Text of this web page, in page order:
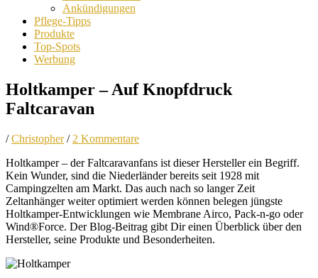
Ankündigungen
Pflege-Tipps
Produkte
Top-Spots
Werbung
Holtkamper – Auf Knopfdruck
Faltcaravan
/Christopher / 2 Kommentare
Holtkamper – der Faltcaravanfans ist dieser Hersteller ein Begriff.
Kein Wunder, sind die Niederländer bereits seit 1928 mit
Campingzelten am Markt. Das auch nach so langer Zeit
Zeltanhänger weiter optimiert werden können belegen jüngste
Holtkamper-Entwicklungen wie Membrane Airco, Pack-n-go oder
Wind®Force. Der Blog-Beitrag gibt Dir einen Überblick über den
Hersteller, seine Produkte und Besonderheiten.